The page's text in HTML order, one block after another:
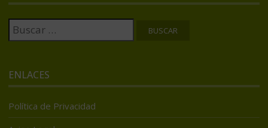
Buscar:
ENLACES
Política de Privacidad